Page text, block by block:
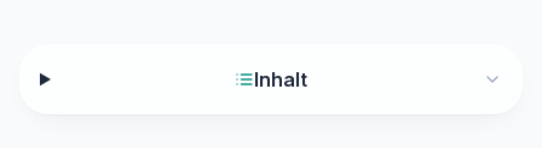
Inhalt